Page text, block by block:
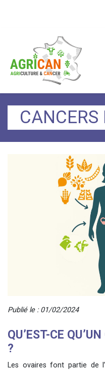
CANCERS
Publié le : 01/02/2024
QU’EST-CE
?
Les ovaires font partie de